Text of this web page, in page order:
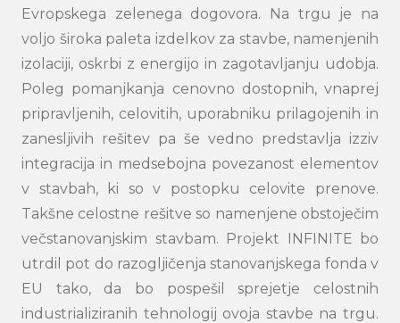
Evropskega zelenega dogovora. Na trgu je na
voljo široka paleta izdelkov za stavbe, namenjenih
izolaciji, oskrbi z energijo in zagotavljanju udobja.
Poleg pomanjkanja cenovno dostopnih, vnaprej
pripravljenih, celovitih, uporabniku prilagojenih in
zanesljivih rešitev pa še vedno predstavlja izziv
integracija in medsebojna povezanost elementov
v stavbah, ki so v postopku celovite prenove.
Takšne celostne rešitve so namenjene obstoječim
večstanovanjskim stavbam. Projekt INFINITE bo
utrdil pot do razogljičenja stanovanjskega fonda v
EU tako, da bo pospešil sprejetje celostnih
industrializiranih tehnologij ovoja stavbe na trgu.